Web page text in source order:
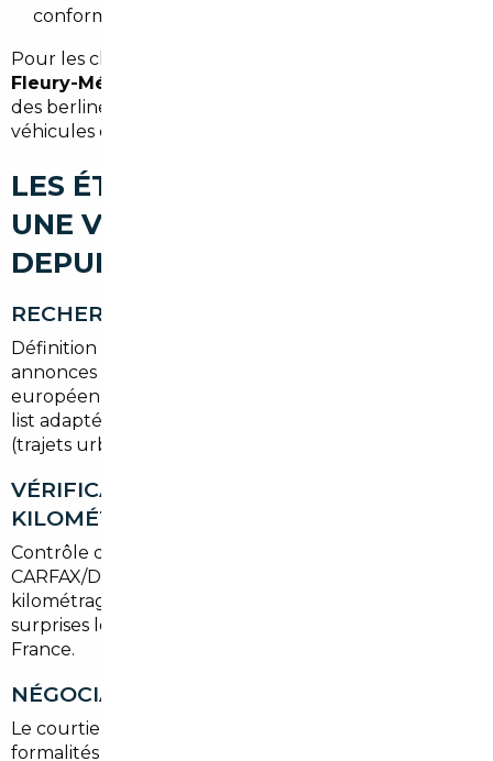
conformité.
Pour les clients locaux, l'
Fleury-Mérogis
des berlines premium, compactes très équipées ou
véhicules diesel récents à meilleur coût.
LES ÉTAPES POUR IMPORTER
UNE VOITURE D'OCCASION
DEPUIS FLEURY-MÉROGIS
RECHERCHE DU VÉHICULE
Définition du budget, du modèle, et sélection des
annonces sécurisées sur les plateformes
européennes. Le courtier filtre et propose une short-
list adaptée aux habitudes de mobilité en Essonne
(trajets urbains, périurbains, longs trajets vers Paris).
VÉRIFICATION HISTORIQUE ET
KILOMÉTRAGE
Contrôle des carnets d'entretien, des rapports
CARFAX/DEKRA/Autres, et vérification du
kilométrage. Ces étapes évitent les mauvaises
surprises lors de la mise en circulation en Île-de-
France.
NÉGOCIATION ET ACHAT
Le courtier négocie le meilleur tarif, s'occupe des
formalités d'achat à l'étranger et prépare les